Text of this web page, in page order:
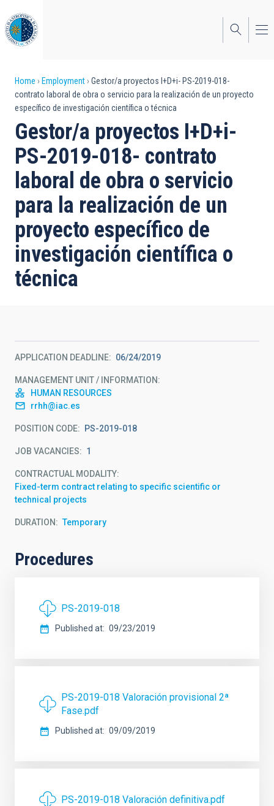
to
main
content
Breadcrumb
Home Employment
Gestor/a proyectos I+D+i- PS-2019-018-
contrato laboral de obra o servicio para la realización de un proyecto
específico de investigación científica o técnica
Gestor/a proyectos I+D+i-
PS-2019-018- contrato
laboral de obra o servicio
para la realización de un
proyecto específico de
investigación científica o
técnica
APPLICATION DEADLINE 06/24/2019
MANAGEMENT UNIT / INFORMATION
HUMAN RESOURCES
rrhh@iac.es
POSITION CODE PS-2019-018
JOB VACANCIES 1
CONTRACTUAL MODALITY
Fixed-term contract relating to specific scientific or
technical projects
DURATION Temporary
Procedures
PS-2019-018
Published at 09/23/2019
PS-2019-018 Valoración provisional 2ª
Fase.pdf
Published at 09/09/2019
PS-2019-018 Valoración definitiva.pdf